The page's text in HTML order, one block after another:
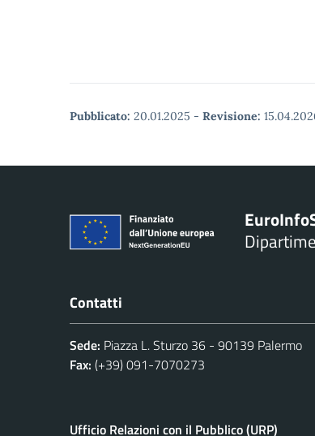
Pubblicato: 20.01.2025 - Revisione:
EuroInfo
Contatti
Sede: Piazza L. Sturzo 36 - 90139 Palermo
Fax: (+39) 091-7070273
Ufficio Relazioni con il Pubblico (URP)